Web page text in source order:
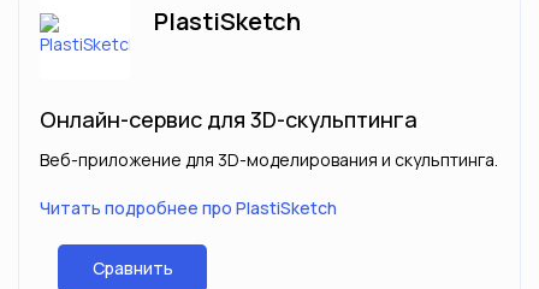
PlastiSketch
Онлайн-сервис для 3D-скульптинга
Веб-приложение для 3D-моделирования и скульптинга.
Читать подробнее про PlastiSketch
Сравнить